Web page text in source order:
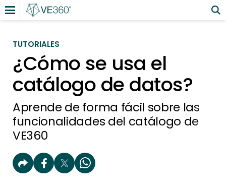
TUTORIALES
¿Cómo se usa el
catálogo de datos?
Aprende de forma fácil sobre las
funcionalidades del catálogo de
VE360